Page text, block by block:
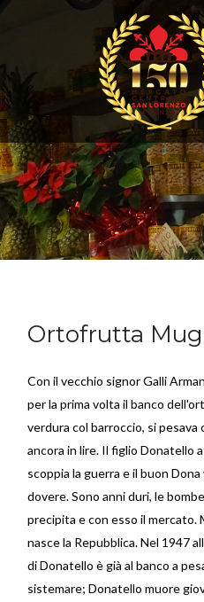
Ortofrutta
Con il vecchio signor Galli
per la prima volta il banco
verdura col barroccio, si pesava
ancora in lire. Il figlio Donatello
scoppia la guerra e il buon
dovere. Sono anni duri, le
precipita e con esso il mercato.
nasce la Repubblica. Nel 1947
di Donatello è già al banco a
sistemare; Donatello muore